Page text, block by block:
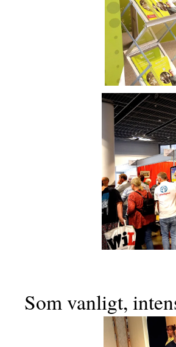
Som vanligt,